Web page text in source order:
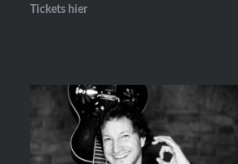
Tickets hier